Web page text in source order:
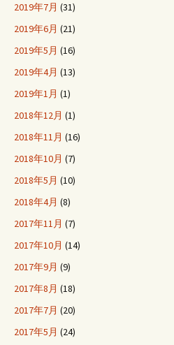
2019年7月 (31)
2019年6月 (21)
2019年5月 (16)
2019年4月 (13)
2019年1月 (1)
2018年12月 (1)
2018年11月 (16)
2018年10月 (7)
2018年5月 (10)
2018年4月 (8)
2017年11月 (7)
2017年10月 (14)
2017年9月 (9)
2017年8月 (18)
2017年7月 (20)
2017年5月 (24)